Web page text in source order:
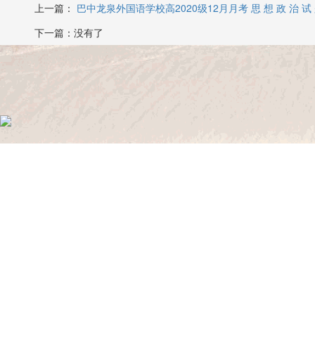
上一篇： 巴中龙泉外国语学校高2020级12月月考 思 想 政 治 试
下一篇：没有了